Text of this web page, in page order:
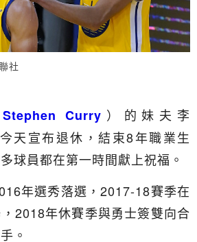
社
Stephen Curry ）的妹夫李
天宣布退休，結束8年職業生
球員都在第一時間獻上祝福。
年選秀落選，2017-18賽季在
2018年休賽季與勇士簽雙向合
。